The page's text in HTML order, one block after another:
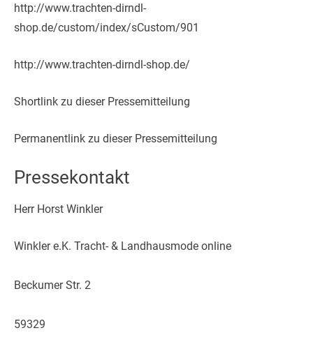
http://www.trachten-dirndl-
shop.de/custom/index/sCustom/901
http://www.trachten-dirndl-shop.de/
Shortlink zu dieser Pressemitteilung
Permanentlink zu dieser Pressemitteilung
Pressekontakt
Herr Horst Winkler
Winkler e.K. Tracht- & Landhausmode online
Beckumer Str. 2
59329